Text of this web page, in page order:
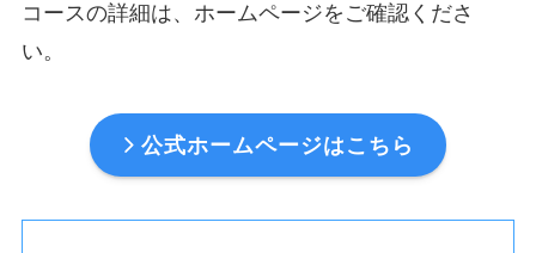
コースの詳細は、ホームページをご確認くださ
い。
公式ホームページはこちら